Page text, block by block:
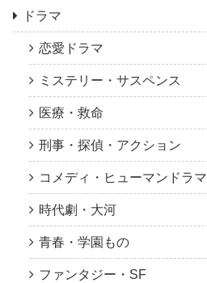
ドラマ
恋愛ドラマ
ミステリー・サスペンス
医療・救命
刑事・探偵・アクション
コメディ・ヒューマンドラマ
時代劇・大河
青春・学園もの
ファンタジー・SF